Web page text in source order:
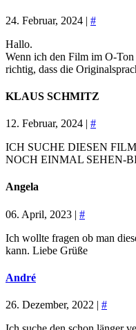
24. Februar, 2024 | #
Hallo.
Wenn ich den Film im O-Ton
richtig, dass die
KLAUS SCHMITZ
12. Februar, 2024 | #
ICH SUCHE DIESEN
NOCH EINMAL SEHEN-
Angela
06. April, 2023 | #
Ich wollte fragen ob man
kann. Liebe Grüße
André
26. Dezember, 2022 | #